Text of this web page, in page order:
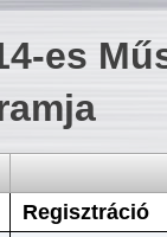
es
Regisztráció